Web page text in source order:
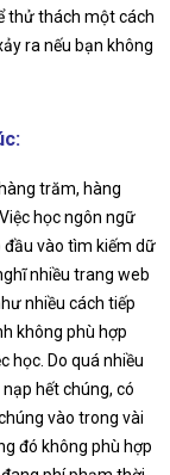
thử thách một cách
ra nếu bạn không
trăm, hàng
học ngôn ngữ
đầu vào tìm kiếm dữ
nhiều trang web
nhiều cách tiếp
không phù hợp
học. Do quá nhiều
hết chúng, có
vào trong vài
đó không phù hợp